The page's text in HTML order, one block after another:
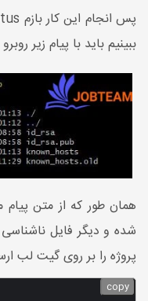
ببینیم باید با پیام زیر
همان طور که از متن
شده و دیگر فایل ناشناسی
پروژه را بر روی گیت لب
copy